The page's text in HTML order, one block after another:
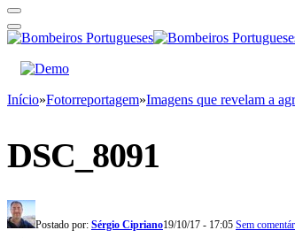
Início»Fotorreportagem»Imagens que revelam a
DSC_8091
Postado por: Sérgio Cipriano19/10/17 - 17:05 Sem